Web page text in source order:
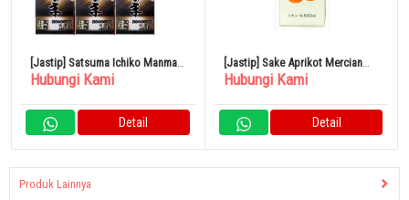
[Jastip] Satsuma Ichiko Manma
Pack 12% 1800ml x 6 Botol
Hubungi Kami
Detail
[Jastip] Sake Aprikot Mercian
Paket 1L 11%
Hubungi Kami
Detail
Produk Lainnya